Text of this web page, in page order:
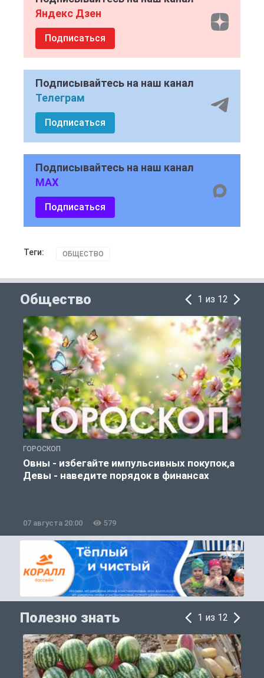
Яндекс Дзен
Подписаться
Подписывайтесь на наш канал
Телеграм
Подписаться
Подписывайтесь на наш канал
MAX
Подписаться
Теги: ОБЩЕСТВО
Общество 1 из 12
ГОРОСКОП
Овны - избегайте импульсивных покупок,а
Девы - наведите порядок в финансах
07 августа 20:00 579
Полезно знать 1 из 12